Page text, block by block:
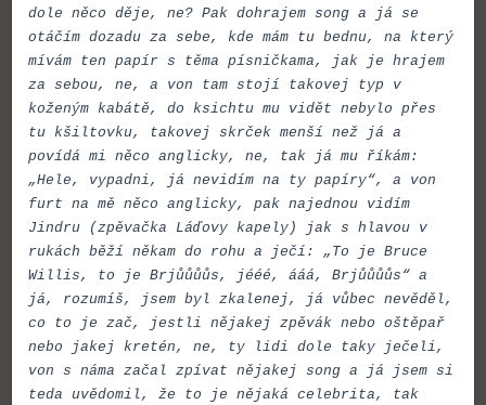
dole něco děje, ne? Pak dohrajem song a já se
otáčím dozadu za sebe, kde mám tu bednu, na který
mívám ten papír s těma písničkama, jak je hrajem
za sebou, ne, a von tam stojí takovej typ v
koženým kabátě, do ksichtu mu vidět nebylo přes
tu kšiltovku, takovej skrček menší než já a
povídá mi něco anglicky, ne, tak já mu říkám:
„Hele, vypadni, já nevidím na ty papíry“, a von
furt na mě něco anglicky, pak najednou vidím
Jindru (zpěvačka Láďovy kapely) jak s hlavou v
rukách běží někam do rohu a ječí: „To je Bruce
Willis, to je Brjůůůůs, jééé, ááá, Brjůůůůs“ a
já, rozumíš, jsem byl zkalenej, já vůbec nevěděl,
co to je zač, jestli nějakej zpěvák nebo oštěpař
nebo jakej kretén, ne, ty lidi dole taky ječeli,
von s náma začal zpívat nějakej song a já jsem si
teda uvědomil, že to je nějaká celebrita, tak